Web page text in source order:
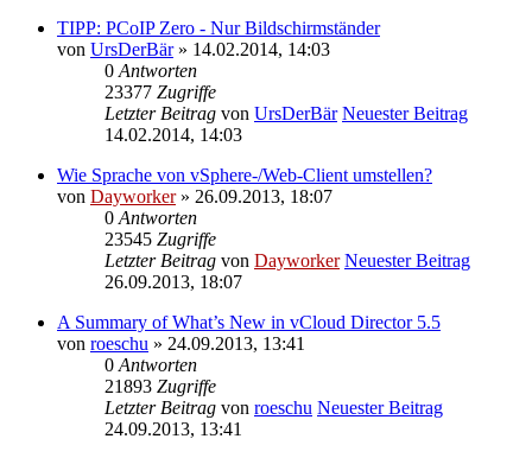
TIPP: PCoIP Zero - Nur Bildschirmständer
von UrsDerBär» 14.02.2014, 14:03
0 Antworten
23377 Zugriffe
Letzter Beitrag von UrsDerBär Neuester Beitrag
14.02.2014, 14:03
Wie Sprache von vSphere-/Web-Client umstellen?
von Dayworker» 26.09.2013, 18:07
0 Antworten
23545 Zugriffe
Letzter Beitrag von Dayworker Neuester Beitrag
26.09.2013, 18:07
A Summary of What’s New in vCloud Director 5.5
von roeschu » 24.09.2013, 13:41
0 Antworten
21893 Zugriffe
Letzter Beitrag von roeschu Neuester Beitrag
24.09.2013, 13:41